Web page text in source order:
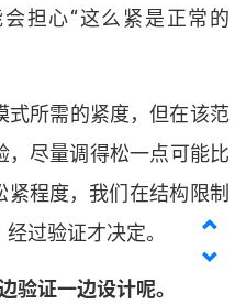
担心“这么紧是正常的
式所需的紧度， 但在该范
， 尽量调得松一点可能比
紧程度， 我们在结构限制
经过验证才决定。
验证一边设计呢。